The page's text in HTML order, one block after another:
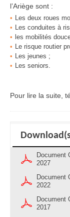
l’Ariège sont :
Les deux roues
Les conduites à
les mobilités
Le risque routier
Les jeunes ;
Les seniors.
Pour lire la suite,
Document
2027
Document
2022
Document
2017